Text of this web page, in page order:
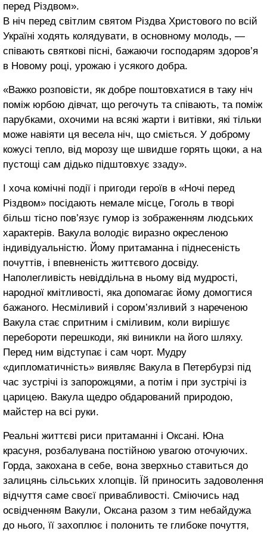
перед Різдвом».
В ніч перед світлим святом Різдва Христового по всій
Україні ходять колядувати, в основному молодь, —
співають святкові пісні, бажаючи господарям здоров’я
в Новому році, урожаю і усякого добра.
«Важко розповісти, як добре поштовхатися в таку ніч
поміж юрбою дівчат, що регочуть та співають, та поміж
парубками, охочими на всякі жарти і витівки, які тільки
може навіяти ця весела ніч, що сміється. У доброму
кожусі тепло, від морозу ще швидше горять щоки, а на
пустощі сам дідько підштовхує ззаду».
І хоча комічні події і пригоди героїв в «Ночі перед
Різдвом» посідають немале місце, Гоголь в творі
більш тісно пов’язує гумор із зображенням людських
характерів. Вакула володіє виразно окресленою
індивідуальністю. Йому притаманна і піднесеність
почуттів, і впевненість життєвого досвіду.
Наполегливість невіддільна в ньому від мудрості,
народної кмітливості, яка допомагає йому домогтися
бажаного. Несміливий і сором’язливий з нареченою
Вакула стає спритним і сміливим, коли вирішує
перебороти перешкоди, які виникли на його шляху.
Перед ним відступає і сам чорт. Мудру
«дипломатичність» виявляє Вакула в Петербурзі під
час зустрічі із запорожцями, а потім і при зустрічі із
царицею. Вакула щедро обдарований природою,
майстер на всі руки.
Реальні життєві риси притаманні і Оксані. Юна
красуня, розбалувана постійною увагою оточуючих.
Горда, закохана в себе, вона зверхньо ставиться до
залицянь сільських хлопців. Їй приносить задоволення
відчуття саме своєї привабливості. Сміючись над
освідченням Вакули, Оксана разом з тим небайдужа
до нього, її захоплює і полонить те глибоке почуття,